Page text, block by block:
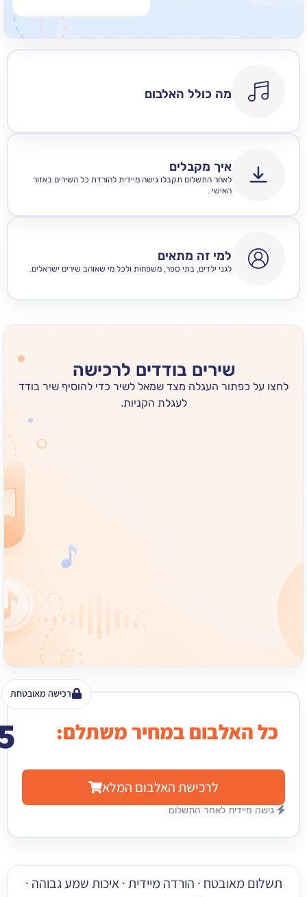
מה כולל האלבום
איך מקבלים
לאחר התשלום תקבלו גישה מיידית להורדת כל השירים באזור
למי זה מתאים
לגני ילדים, בתי ספר, משפחות ולכל מי שאוהב שירים ישראלים.
שירים בודדים לרכישה
כפתור העגלה מצד שמאל לשיר כדי להוסיף שיר בודד
לעגלת הקניות.
רכישה מאובטחת
האלבום במחיר משתלם: ₪ 15
לרכישת האלבום המלא
מיידית לאחר התשלום
מאובטח · הורדה מיידית · איכות שמע גבוהה ·